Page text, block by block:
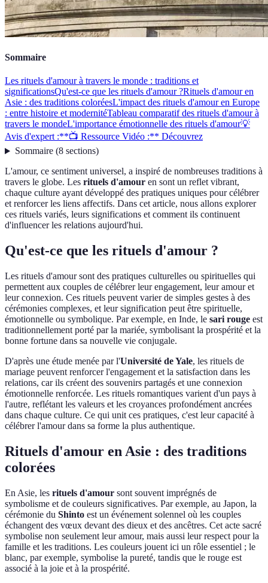
Sommaire
Les rituels d'amour à travers le monde : traditions et
significationsQu'est-ce que les rituels d'amour ?Rituels d'amour en
Asie : des traditions coloréesL'impact des rituels d'amour en Europe
: entre histoire et modernitéTableau comparatif des rituels d'amour à
travers le mondeL'importance émotionnelle des rituels d'amour💡
Avis d'expert :**📺 Ressource Vidéo :** Découvrez
Sommaire(8 sections)
L'amour, ce sentiment universel, a inspiré de nombreuses traditions à
travers le globe. Les rituels d'amour en sont un reflet vibrant,
chaque culture ayant développé des pratiques uniques pour célébrer
et renforcer les liens affectifs. Dans cet article, nous allons explorer
ces rituels variés, leurs significations et comment ils continuent
d'influencer les relations aujourd'hui.
Qu'est-ce que les rituels d'amour ?
Les rituels d'amour sont des pratiques culturelles ou spirituelles qui
permettent aux couples de célébrer leur engagement, leur amour et
leur connexion. Ces rituels peuvent varier de simples gestes à des
cérémonies complexes, et leur signification peut être spirituelle,
émotionnelle ou symbolique. Par exemple, en Inde, le sari rouge est
traditionnellement porté par la mariée, symbolisant la prospérité et la
bonne fortune dans sa nouvelle vie conjugale.
D'après une étude menée par l'Université de Yale, les rituels de
mariage peuvent renforcer l'engagement et la satisfaction dans les
relations, car ils créent des souvenirs partagés et une connexion
émotionnelle renforcée. Les rituels romantiques varient d'un pays à
l'autre, reflétant les valeurs et les croyances profondément ancrées
dans chaque culture. Ce qui unit ces pratiques, c'est leur capacité à
célébrer l'amour dans sa forme la plus authentique.
Rituels d'amour en Asie : des traditions
colorées
En Asie, les rituels d'amour sont souvent imprégnés de
symbolisme et de couleurs significatives. Par exemple, au Japon, la
cérémonie du Shinto est un événement solennel où les couples
échangent des vœux devant des dieux et des ancêtres. Cet acte sacré
symbolise non seulement leur amour, mais aussi leur respect pour la
famille et les traditions. Les couleurs jouent ici un rôle essentiel ; le
blanc, par exemple, symbolise la pureté, tandis que le rouge est
associé à la joie et à la prospérité.